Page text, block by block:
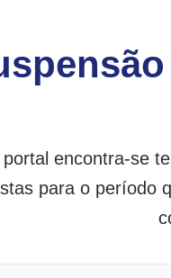
portal encontra-se
para o período